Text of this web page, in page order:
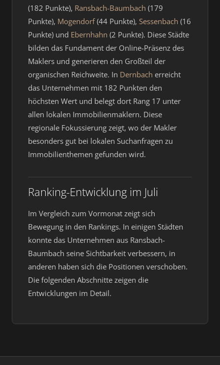
(182 Punkte), Ransbach-Baumbach (179
Punkte), Mogendorf(44 Punkte), Sessenbach (16
Punkte) und Ebernhahn (2 Punkte). Diese Städte
bilden das Fundament der Online-Präsenz des
Maklers und generieren den Großteil der
organischen Reichweite. In Dernbach erreicht
das Unternehmen mit 182 Punkten den
höchsten Wert und belegt dort Rang 17 unter
allen lokalen Immobilienmaklern. Diese
regionale Fokussierung zeigt, wo der Makler
besonders gut bei lokalen Suchanfragen zu
Immobilienthemen gefunden wird.
Ranking-Entwicklung im Juli
Im Vergleich zum Vormonat zeigt sich
Bewegung in den Rankings. In einigen Städten
konnte das Unternehmen aus Ransbach-
Baumbach seine Sichtbarkeit verbessern, in
anderen haben sich die Positionen verschoben.
Die folgenden Abschnitte zeigen die
Entwicklungen im Detail.